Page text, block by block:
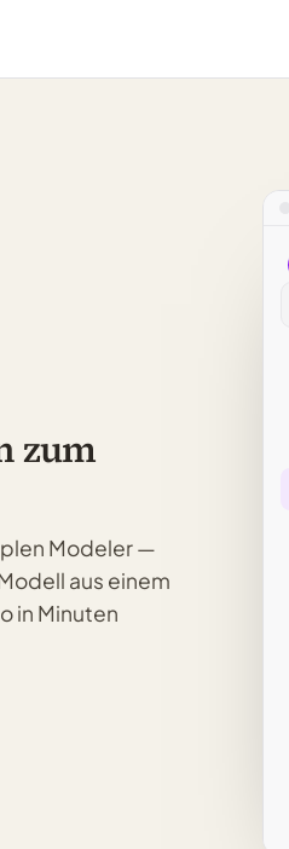
zum
Modeler —
aus einem
in Minuten